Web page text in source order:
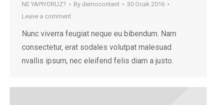
NE YAPIYORUZ? By democontent
30 Ocak 2016
Leave a comment
Nunc viverra feugiat neque eu bibendum. Nam
consectetur, erat sodales volutpat malesuad
nvallis ipsum, nec eleifend felis diam a justo.